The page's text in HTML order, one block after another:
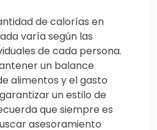
de calorías en
varía según las
de cada persona.
un balance
alimentos y el gasto
un estilo de
que siempre es
asesoramiento